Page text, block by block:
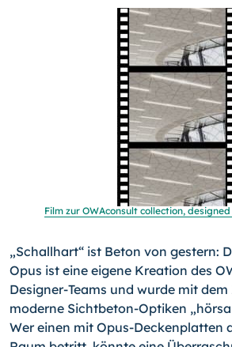
Film zur OWAconsult collection,
„Schallhart“ ist Beton von gestern:
Opus ist eine eigene Kreation des
Designer-Teams und wurde mit
moderne Sichtbeton-Optiken
Wer einen mit Opus-Deckenplatten